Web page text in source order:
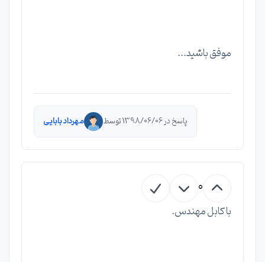
موفق باشید...
پاسخ در 1398/06/06 توسط مهرداد بابایی
0
با کابل مهندس.